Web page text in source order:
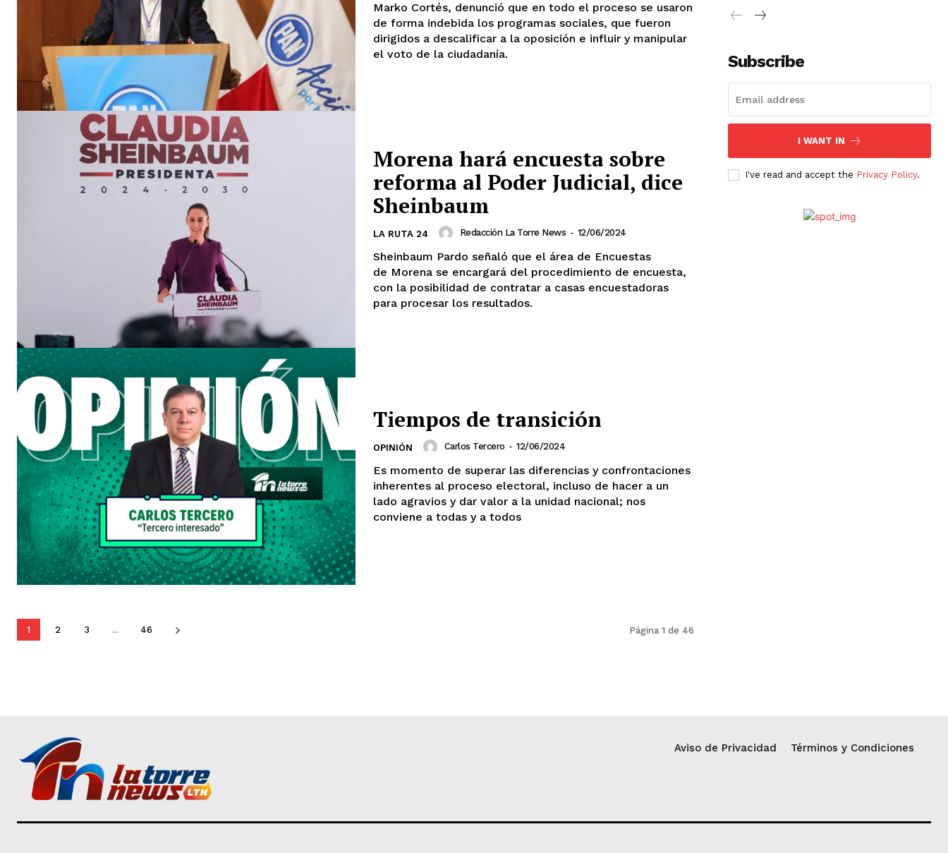
Guanajuato Guerrero Hidalgo Jalisco
Michoacán Zacatecas Yucatán
Veracruz
Tamaulipas Tabasco
Sonora
Marko Cortés, denunció que en todo el proceso se usaron
de forma indebida los programas sociales, que fueron
dirigidos a descalificar a la oposición e influir y manipular
el voto de la ciudadanía.
Morena hará encuesta sobre
reforma al Poder Judicial, dice
Sheinbaum
LA RUTA 24 Redacción La Torre News - 12/06/2024
Sheinbaum Pardo señaló que el área de Encuestas
de Morena se encargará del procedimiento de encuesta,
con la posibilidad de contratar a casas encuestadoras
para procesar los resultados.
Tiempos de transición
OPINIÓN Carlos Tercero - 12/06/2024
Es momento de superar las diferencias y confrontaciones
inherentes al proceso electoral, incluso de hacer a un
lado agravios y dar valor a la unidad nacional; nos
conviene a todas y a todos
1 2 3 ... 46 Página 1 de 46
Subscribe
I WANT IN
I've read and accept the Privacy Policy.
Aviso de Privacidad Términos y Condiciones